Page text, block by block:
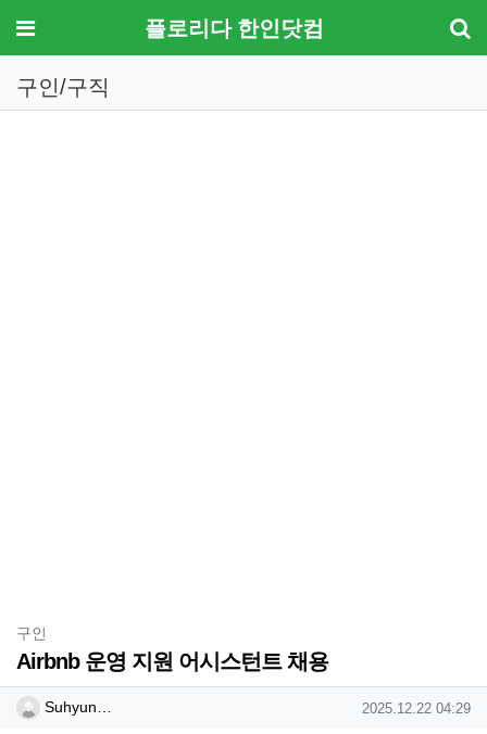
메뉴 플로리다 한인닷컴
구인/구직
구인
Airbnb 운영 지원 어시스턴트 채용
작성자 정보
Suhyun… 작성일
2025.12.22 04:29